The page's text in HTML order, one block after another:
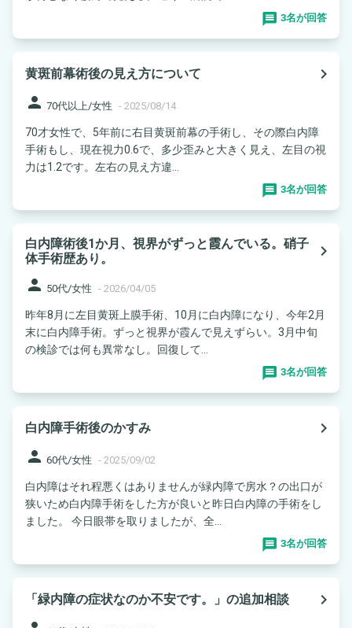
3名が回答
黄斑前幕術後の見え方について
navigate_next
person 70代以上/女性 - 2025/08/14
70才女性で、5年前に右目黄斑前幕の手術し、その際白内障
手術もし、現在視力0.6で、多少歪みと大きく見え、左目の視
力は1.2です。左右の見え方違...
3名が回答
白内障術後1か月、視界がずっと霞んでいる。硝子
体手術歴あり。
navigate_next
person 50代/女性 - 2026/04/05
昨年8月に左目黄斑上膜手術、10月に白内障になり、今年2月
末に白内障手術。ずっと視界が霞んで見えずらい。3月中旬
の検診では何も異常なし。回復して...
3名が回答
白内障手術後のかすみ
navigate_next
person 60代/女性 - 2025/09/02
白内障はそれ程悪くはありませんが緑内障で房水？の出口が
狭いため白内障手術をした方が良いと昨日白内障の手術をし
ました。 今日眼帯を取りましたが、全...
3名が回答
「緑内障の症状なのか不安です。」の追加相談
navigate_next